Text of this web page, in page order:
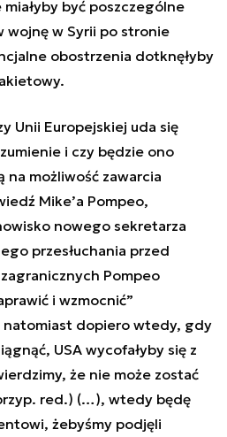
być poszczególne
wojnę w Syrii po stronie
obostrzenia dotknęłyby
Unii Europejskiej uda się
i czy będzie ono
na możliwość zawarcia
Mike’a Pompeo,
nowego sekretarza
przesłuchania przed
Pompeo
i wzmocnić”
natomiast dopiero wtedy, gdy
USA wycofałyby się z
że nie może zostać
red.) (…), wtedy będę
żebyśmy podjęli